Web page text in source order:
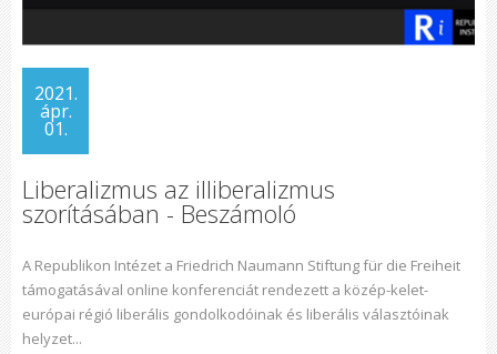
2021.
ápr.
01.
Liberalizmus az illiberalizmus
szorításában - Beszámoló
A Republikon Intézet a Friedrich Naumann Stiftung für die Freiheit
támogatásával online konferenciát rendezett a közép-kelet-
európai régió liberális gondolkodóinak és liberális választóinak
helyzet...